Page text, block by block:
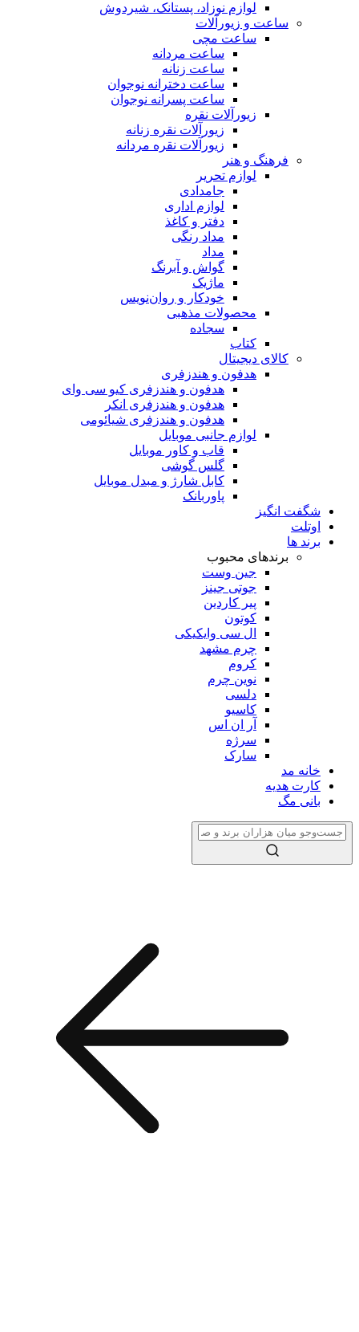
لوازم نوزاد، پستانک، شیردوش
ساعت و زیور‌آلات
ساعت مچی
ساعت مردانه
ساعت زنانه
ساعت دخترانه نوجوان
ساعت پسرانه نوجوان
زیورآلات نقره
زیورآلات نقره زنانه
زیورآلات نقره مردانه
فرهنگ و هنر
لوازم تحریر
جامدادی
لوازم اداری
دفتر و کاغذ
مداد رنگی
مداد
گواش و آبرنگ
ماژیک
خودکار و روان‌نویس
محصولات مذهبی
سجاده
کتاب
کالای دیجیتال
هدفون و هندزفری
هدفون و هندزفری کیو سی وای
هدفون و هندزفری انکر
هدفون و هندزفری شیائومی
لوازم جانبی موبایل
قاب و کاور موبایل
گلس گوشی
کابل شارژ و مبدل موبایل
پاوربانک
شگفت انگیز
اوتلت
برند ها
برندهای محبوب
جین وست
جوتی جینز
پیر کاردین
کوتون
ال سی وایکیکی
چرم مشهد
کروم
نوین چرم
دلسی
کاسیو
آر ان اس
سرژه
سارک
خانه مد
کارت هدیه
بانی مگ